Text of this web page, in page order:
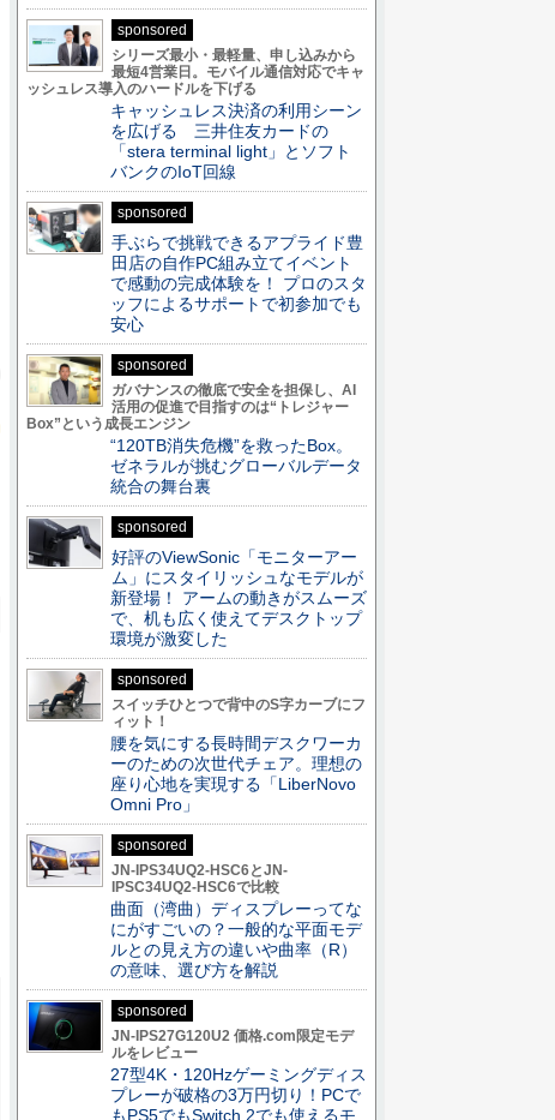
sponsored
シリーズ最小・最軽量、申し込みから
最短4営業日。モバイル通信対応でキャ
ッシュレス導入のハードルを下げる
キャッシュレス決済の利用シーン
を広げる 三井住友カードの
「stera terminal light」とソフト
バンクのIoT回線
sponsored
手ぶらで挑戦できるアプライド豊
田店の自作PC組み立てイベント
で感動の完成体験を！ プロのスタ
ッフによるサポートで初参加でも
安心
sponsored
ガバナンスの徹底で安全を担保し、AI
活用の促進で目指すのは“トレジャー
Box”という成長エンジン
“120TB消失危機”を救ったBox。
ゼネラルが挑むグローバルデータ
統合の舞台裏
sponsored
好評のViewSonic「モニターアー
ム」にスタイリッシュなモデルが
新登場！ アームの動きがスムーズ
で、机も広く使えてデスクトップ
環境が激変した
sponsored
スイッチひとつで背中のS字カーブにフ
ィット！
腰を気にする長時間デスクワーカ
ーのための次世代チェア。理想の
座り心地を実現する「LiberNovo
Omni Pro」
sponsored
JN-IPS34UQ2-HSC6とJN-
IPSC34UQ2-HSC6で比較
曲面（湾曲）ディスプレーってな
にがすごいの？一般的な平面モデ
ルとの見え方の違いや曲率（R）
の意味、選び方を解説
sponsored
JN-IPS27G120U2 価格.com限定モデ
ルをレビュー
27型4K・120Hzゲーミングディス
プレーが破格の3万円切り！PCで
もPS5でもSwitch 2でも使えるモ